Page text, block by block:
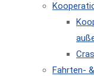
Fahrten-